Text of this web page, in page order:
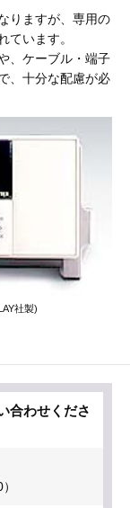
りますが、専用の
ています。
、ケーブル・端子
、十分な配慮が必
社製)
合わせくださ